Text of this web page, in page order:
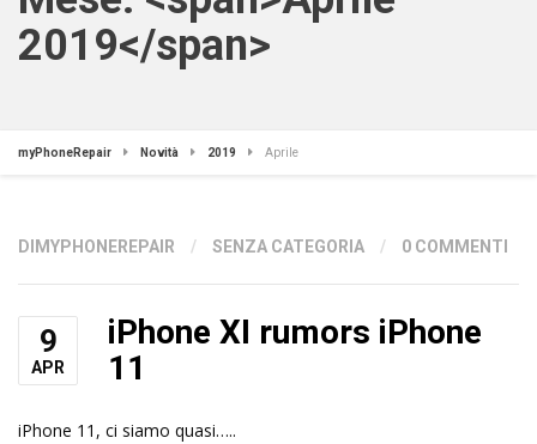
2019</span>
myPhoneRepair Novità 2019 Aprile
DIMYPHONEREPAIR / SENZA CATEGORIA / 0 COMMENTI
9
APR
iPhone XI rumors iPhone
11
iPhone 11, ci siamo quasi…..